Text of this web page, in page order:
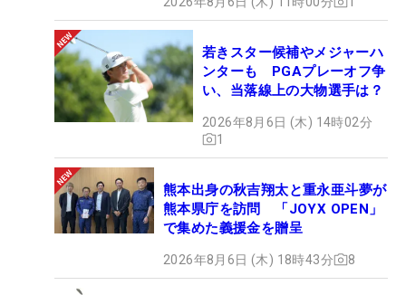
若きスター候補やメジャーハ
ンターも PGAプレーオフ争
い、当落線上の大物選手は？
2026年8月6日 (木) 14時02分
1
熊本出身の秋吉翔太と重永亜斗夢が
熊本県庁を訪問 「JOYX OPEN」
で集めた義援金を贈呈
2026年8月6日 (木) 18時43分 8